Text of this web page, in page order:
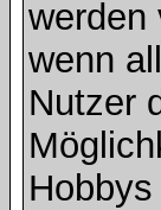
werden
wenn
Nutzer